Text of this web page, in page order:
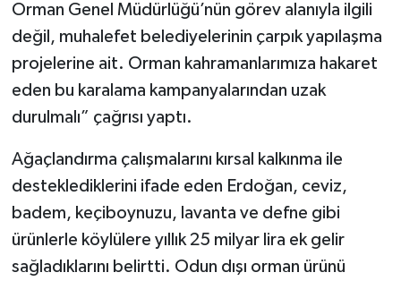
Orman Genel Müdürlüğü’nün görev alanıyla ilgili
değil, muhalefet belediyelerinin çarpık yapılaşma
projelerine ait. Orman kahramanlarımıza hakaret
eden bu karalama kampanyalarından uzak
durulmalı” çağrısı yaptı.
Ağaçlandırma çalışmalarını kırsal kalkınma ile
desteklediklerini ifade eden Erdoğan, ceviz,
badem, keçiboynuzu, lavanta ve defne gibi
ürünlerle köylülere yıllık 25 milyar lira ek gelir
sağladıklarını belirtti. Odun dışı orman ürünü